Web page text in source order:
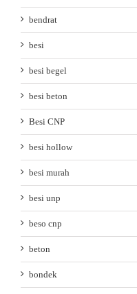
bendrat
besi
besi begel
besi beton
Besi CNP
besi hollow
besi murah
besi unp
beso cnp
beton
bondek